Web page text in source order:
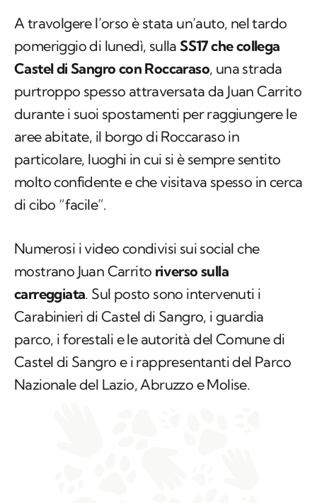
A travolgere l’orso è stata un’auto, nel tardo
pomeriggio di lunedì, sulla SS17 che collega
Castel di Sangro con Roccaraso, una strada
purtroppo spesso attraversata da Juan Carrito
durante i suoi spostamenti per raggiungere le
aree abitate, il borgo di Roccaraso in
particolare, luoghi in cui si è sempre sentito
molto confidente e che visitava spesso in cerca
di cibo “facile”.
Numerosi i video condivisi sui social che
mostrano Juan Carrito riverso sulla
carreggiata. Sul posto sono intervenuti i
Carabinieri di Castel di Sangro, i guardia
parco, i forestali e le autorità del Comune di
Castel di Sangro e i rappresentanti del Parco
Nazionale del Lazio, Abruzzo e Molise.